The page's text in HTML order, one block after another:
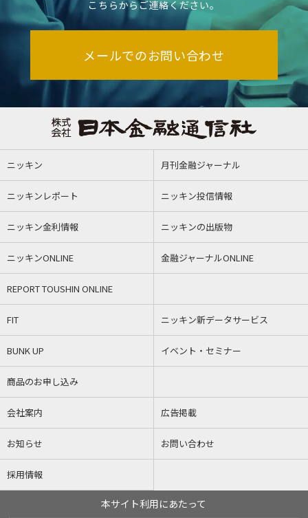
こちらからご連絡ください。
メールでのお問い合わせ
ニッキン 月刊金融ジャーナル
ニッキンレポート ニッキン投信情報
ニッキン金利情報 ニッキンの出版物
ニッキンONLINE 金融ジャーナルONLINE
REPORT TOUSHIN ONLINE
FIT ニッキン新データサービス
BUNK UP イベント・セミナー
商品のお申し込み
会社案内 広告掲載
お知らせ お問い合わせ
採用情報
本サイト利用にあたって